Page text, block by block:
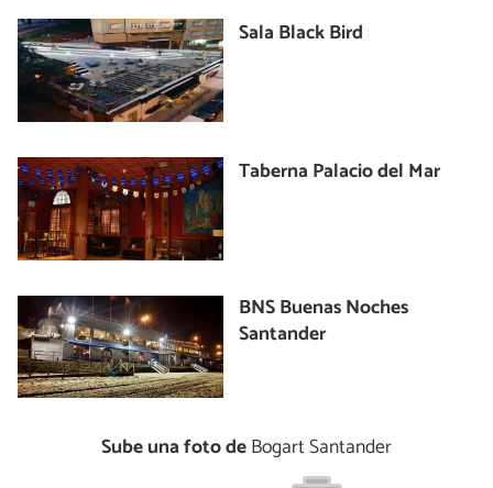
Sala Black Bird
Taberna Palacio del Mar
BNS Buenas Noches
Santander
Sube una foto deBogart Santander